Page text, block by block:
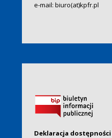
e-mail: biuro(at)kpfr.pl
Deklaracja dostępności